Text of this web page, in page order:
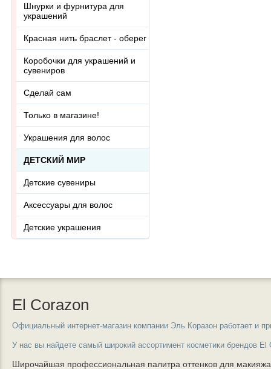
Шнурки и фурнитура для
украшений
Красная нить браслет - оберег
Коробочки для украшений и
сувениров
Сделай сам
Только в магазине!
Украшения для волос
ДЕТСКИЙ МИР
Детские сувениры
Аксессуары для волос
Детские украшения
El Corazon
Официальный интернет-магазин компании Эль Коразон работает и
У нас вы найдете самый широкий ассортимент косметики брендов El
Широчайшая профессиональная палитра оттенков для